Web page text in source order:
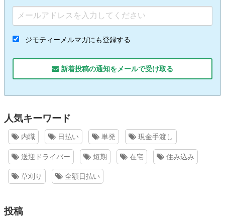
ジモティーメルマガにも登録する
新着投稿の通知をメールで受け取る
人気キーワード
内職 日払い 単発 現金手渡し
送迎ドライバー 短期 在宅 住み込み
草刈り 全額日払い
投稿